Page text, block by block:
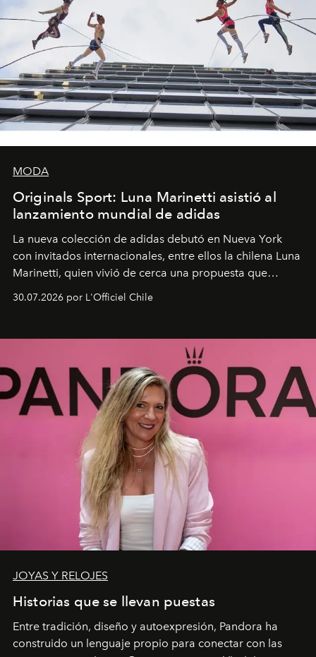
MODA
Originals Sport: Luna Marinetti asistió al
lanzamiento mundial de adidas
La nueva colección de adidas debutó en Nueva York
con invitados internacionales, entre ellos la chilena Luna
Marinetti, quien vivió de cerca una propuesta que
fusiona moda y rendimiento.
30.07.2026 por L'Officiel Chile
JOYAS Y RELOJES
Historias que se llevan puestas
Entre tradición, diseño y autoexpresión, Pandora ha
construido un lenguaje propio para conectar con las